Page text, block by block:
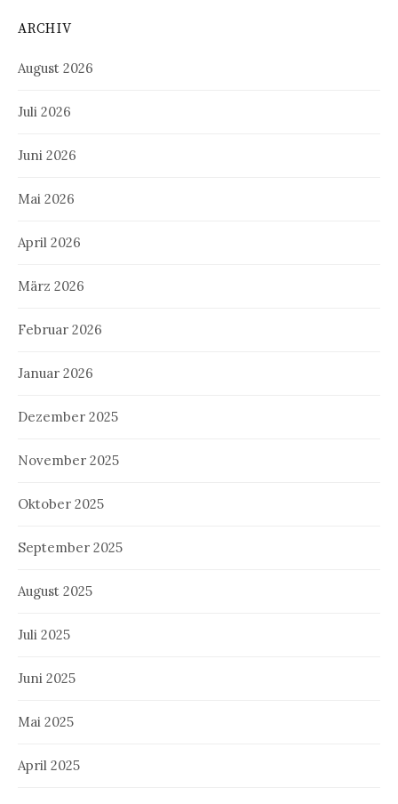
ARCHIV
August 2026
Juli 2026
Juni 2026
Mai 2026
April 2026
März 2026
Februar 2026
Januar 2026
Dezember 2025
November 2025
Oktober 2025
September 2025
August 2025
Juli 2025
Juni 2025
Mai 2025
April 2025